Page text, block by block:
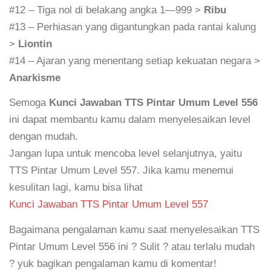
#12 – Tiga nol di belakang angka 1—999 > Ribu
#13 – Perhiasan yang digantungkan pada rantai kalung
> Liontin
#14 – Ajaran yang menentang setiap kekuatan negara >
Anarkisme
Semoga Kunci Jawaban TTS Pintar Umum Level 556
ini dapat membantu kamu dalam menyelesaikan level
dengan mudah.
Jangan lupa untuk mencoba level selanjutnya, yaitu
TTS Pintar Umum Level 557. Jika kamu menemui
kesulitan lagi, kamu bisa lihat
Kunci Jawaban TTS Pintar Umum Level 557
Bagaimana pengalaman kamu saat menyelesaikan TTS
Pintar Umum Level 556 ini ? Sulit ? atau terlalu mudah
? yuk bagikan pengalaman kamu di komentar!